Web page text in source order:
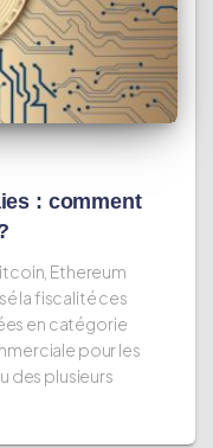
: comment
Ethereum
la fiscalité ces
en catégorie
pour les
des plusieurs